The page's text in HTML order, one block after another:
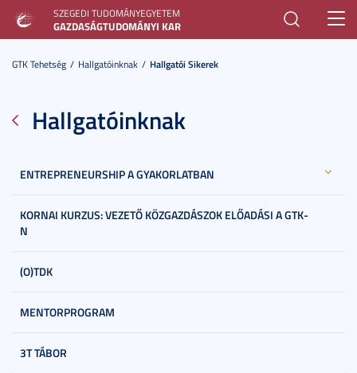
SZEGEDI TUDOMÁNYEGYETEM
GAZDASÁGTUDOMÁNYI KAR
GTK Tehetség Hallgatóinknak Hallgatói Sikerek
Hallgatóinknak
ENTREPRENEURSHIP A GYAKORLATBAN
KORNAI KURZUS: VEZETŐ KÖZGAZDÁSZOK ELŐADÁSI A GTK-
N
(O)TDK
MENTORPROGRAM
3T TÁBOR